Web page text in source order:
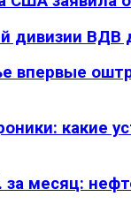
дивизии ВДВ
впервые
какие
за месяц: